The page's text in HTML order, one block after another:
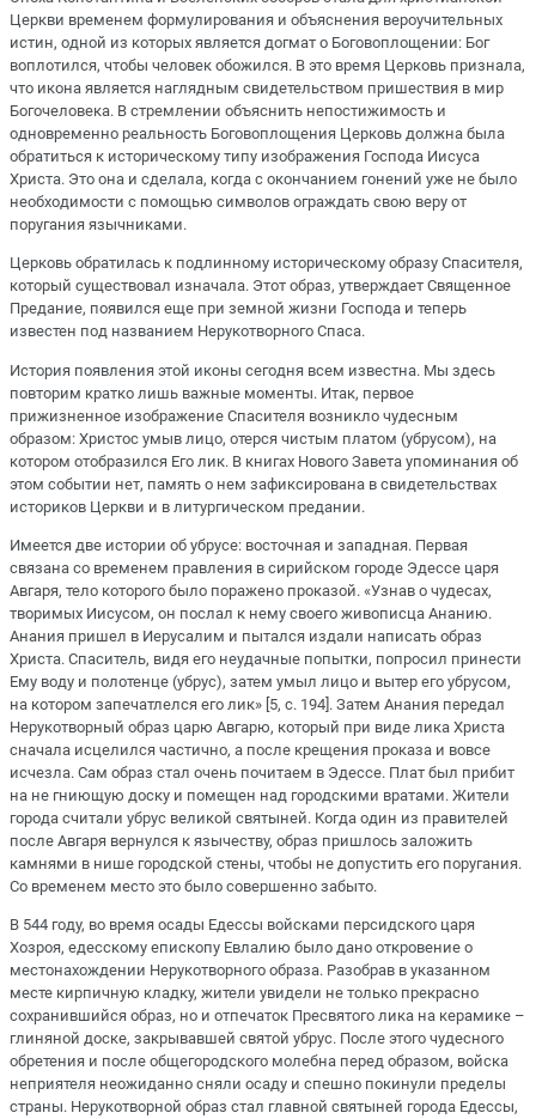
Церкви временем формулирования и объяснения вероучительных
истин, одной из которых является догмат о Боговоплощении: Бог
воплотился, чтобы человек обожился. В это время Церковь признала,
что икона является наглядным свидетельством пришествия в мир
Богочеловека. В стремлении объяснить непостижимость и
одновременно реальность Боговоплощения Церковь должна была
обратиться к историческому типу изображения Господа Иисуса
Христа. Это она и сделала, когда с окончанием гонений уже не было
необходимости с помощью символов ограждать свою веру от
поругания язычниками.
Церковь обратилась к подлинному историческому образу Спасителя,
который существовал изначала. Этот образ, утверждает Священное
Предание, появился еще при земной жизни Господа и теперь
известен под названием Нерукотворного Спаса.
История появления этой иконы сегодня всем известна. Мы здесь
повторим кратко лишь важные моменты. Итак, первое
прижизненное изображение Спасителя возникло чудесным
образом: Христос умыв лицо, отерся чистым платом (убрусом), на
котором отобразился Его лик. В книгах Нового Завета упоминания об
этом событии нет, память о нем зафиксирована в свидетельствах
историков Церкви и в литургическом предании.
Имеется две истории об убрусе: восточная и западная. Первая
связана со временем правления в сирийском городе Эдессе царя
Авгаря, тело которого было поражено проказой. «Узнав о чудесах,
творимых Иисусом, он послал к нему своего живописца Ананию.
Анания пришел в Иерусалим и пытался издали написать образ
Христа. Спаситель, видя его неудачные попытки, попросил принести
Ему воду и полотенце (убрус), затем умыл лицо и вытер его убрусом,
на котором запечатлелся его лик» [5, с. 194]. Затем Анания передал
Нерукотворный образ царю Авгарю, который при виде лика Христа
сначала исцелился частично, а после крещения проказа и вовсе
исчезла. Сам образ стал очень почитаем в Эдессе. Плат был прибит
на не гниющую доску и помещен над городскими вратами. Жители
города считали убрус великой святыней. Когда один из правителей
после Авгаря вернулся к язычеству, образ пришлось заложить
камнями в нише городской стены, чтобы не допустить его поругания.
Со временем место это было совершенно забыто.
В 544 году, во время осады Едессы войсками персидского царя
Хозроя, едесскому епископу Евлалию было дано откровение о
местонахождении Нерукотворного образа. Разобрав в указанном
месте кирпичную кладку, жители увидели не только прекрасно
сохранившийся образ, но и отпечаток Пресвятого лика на керамике –
глиняной доске, закрывавшей святой убрус. После этого чудесного
обретения и после общегородского молебна перед образом, войска
неприятеля неожиданно сняли осаду и спешно покинули пределы
страны. Нерукотворной образ стал главной святыней города Едессы,